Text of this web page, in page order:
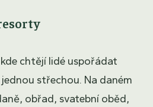
chtějí lidé uspořádat
střechou. Na daném
obřad, svatební oběd,